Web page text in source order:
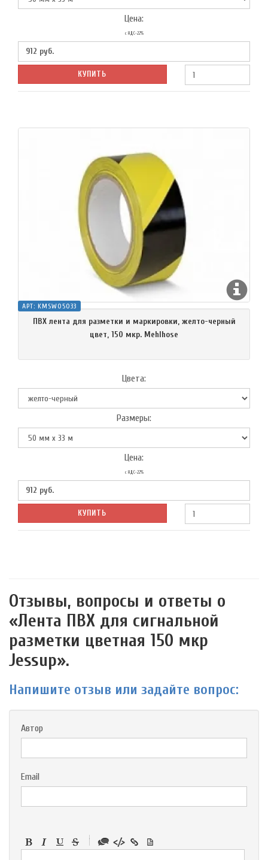
Цена:
с НДС-22%
912 руб.
КУПИТЬ
АРТ: KMSW05033
ПВХ лента для разметки и маркировки, желто-черный
цвет, 150 мкр. Mehlhose
Цвета:
Размеры:
Цена:
с НДС-22%
912 руб.
КУПИТЬ
Отзывы, вопросы и ответы о
«Лента ПВХ для сигнальной
разметки цветная 150 мкр
Jessup».
Напишите отзыв или задайте вопрос:
Автор
Email
-
-